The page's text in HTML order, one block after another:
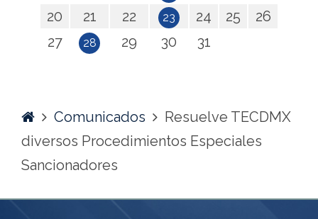
20
21 22 23 24 25
26
27
28 29 30 31
HomeComunicados
Resuelve TECDMX
diversos Procedimientos Especiales
Sancionadores